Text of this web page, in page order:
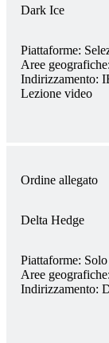
Dark Ice
Piattaforme:
Aree geografiche:
Indirizzamento:
Lezione video
Ordine allegato
Delta Hedge
Piattaforme:
Aree geografiche:
Indirizzamento: